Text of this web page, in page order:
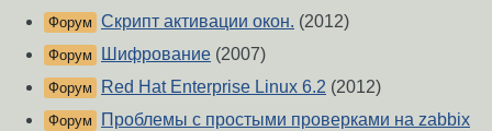
Форум Скрипт активации окон. (2012)
Форум Шифрование (2007)
Форум Red Hat Enterprise Linux 6.2 (2012)
Форум
Проблемы с простыми проверками на zabbix